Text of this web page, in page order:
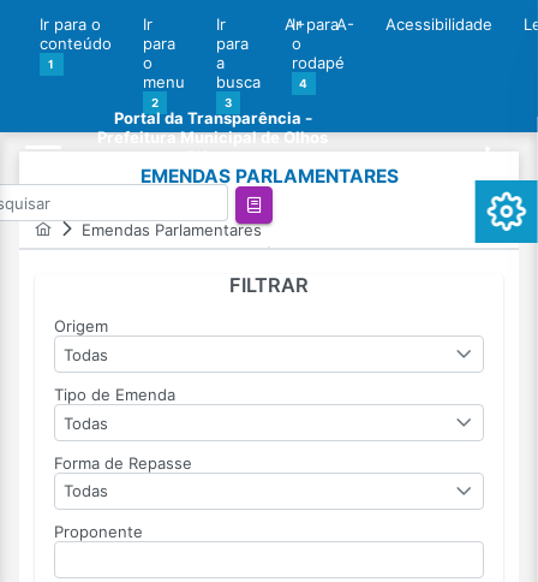
Ir para o
conteúdo
1
Ir
para
o
menu
2
Ir
para
a
busca
3
Ir para
o
rodapé
4
A+ A- Acessibilidade
Portal da Transparência -
Prefeitura Municipal de Olhos
EMENDAS PARLAMENTARES
Emendas Parlamentares
FILTRAR
Origem
Todas
Tipo de Emenda
Todas
Forma de Repasse
Todas
Proponente